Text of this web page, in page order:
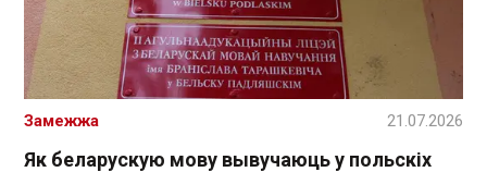
Як беларускую мову вывучаюць у польскіх
Замежжа 21.07.2026